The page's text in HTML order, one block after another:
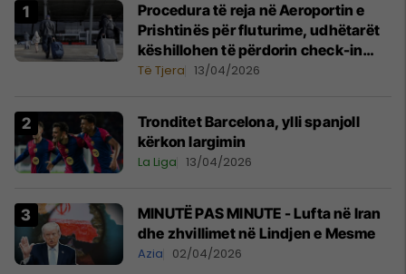
Procedura të reja në Aeroportin e
Prishtinës për fluturime, udhëtarët
këshillohen të përdorin check-in
online
Të Tjera 13/04/2026
Tronditet Barcelona, ylli spanjoll
kërkon largimin
La Liga 13/04/2026
MINUTË PAS MINUTE - Lufta në Iran
dhe zhvillimet në Lindjen e Mesme
Azia 02/04/2026